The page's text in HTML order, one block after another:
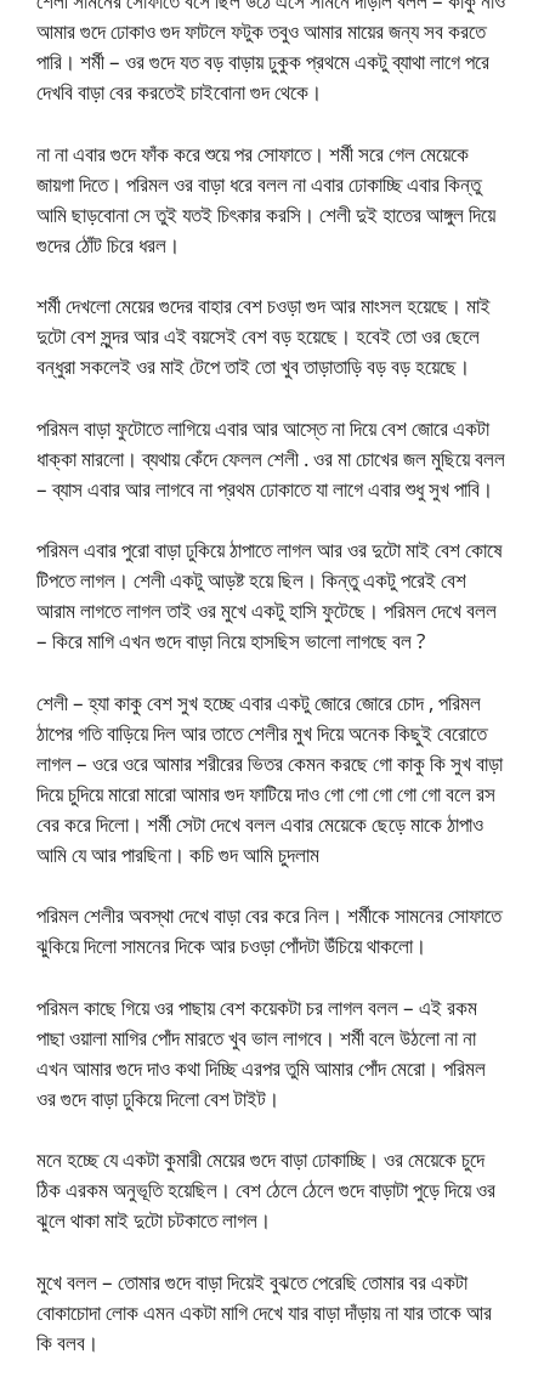
আমার গুদে ঢোকাও গুদ ফাটলে ফটুক তবুও আমার মায়ের জন্য সব করতে
পারি। শর্মী – ওর গুদে যত বড় বাড়ায় ঢুকুক প্রথমে একটু ব্যাথা লাগে পরে
দেখবি বাড়া বের করতেই চাইবোনা গুদ থেকে।
না না এবার গুদে ফাঁক করে শুয়ে পর সোফাতে। শর্মী সরে গেল মেয়েকে
জায়গা দিতে। পরিমল ওর বাড়া ধরে বলল না এবার ঢোকাচ্ছি এবার কিন্তু
আমি ছাড়বোনা সে তুই যতই চিৎকার করসি। শেলী দুই হাতের আঙ্গুল দিয়ে
গুদের ঠোঁট চিরে ধরল।
শর্মী দেখলো মেয়ের গুদের বাহার বেশ চওড়া গুদ আর মাংসল হয়েছে। মাই
দুটো বেশ সুন্দর আর এই বয়সেই বেশ বড় হয়েছে। হবেই তো ওর ছেলে
বন্ধুরা সকলেই ওর মাই টেপে তাই তো খুব তাড়াতাড়ি বড় বড় হয়েছে।
পরিমল বাড়া ফুটোতে লাগিয়ে এবার আর আস্তে না দিয়ে বেশ জোরে একটা
ধাক্কা মারলো। ব্যথায় কেঁদে ফেলল শেলী . ওর মা চোখের জল মুছিয়ে বলল
– ব্যাস এবার আর লাগবে না প্রথম ঢোকাতে যা লাগে এবার শুধু সুখ পাবি।
পরিমল এবার পুরো বাড়া ঢুকিয়ে ঠাপাতে লাগল আর ওর দুটো মাই বেশ কোষে
টিপতে লাগল। শেলী একটু আড়ষ্ট হয়ে ছিল। কিন্তু একটু পরেই বেশ
আরাম লাগতে লাগল তাই ওর মুখে একটু হাসি ফুটেছে। পরিমল দেখে বলল
– কিরে মাগি এখন গুদে বাড়া নিয়ে হাসছিস ভালো লাগছে বল ?
শেলী – হ্যা কাকু বেশ সুখ হচ্ছে এবার একটু জোরে জোরে চোদ , পরিমল
ঠাপের গতি বাড়িয়ে দিল আর তাতে শেলীর মুখ দিয়ে অনেক কিছুই বেরোতে
লাগল – ওরে ওরে আমার শরীরের ভিতর কেমন করছে গো কাকু কি সুখ বাড়া
দিয়ে চুদিয়ে মারো মারো আমার গুদ ফাটিয়ে দাও গো গো গো গো গো বলে রস
বের করে দিলো। শর্মী সেটা দেখে বলল এবার মেয়েকে ছেড়ে মাকে ঠাপাও
আমি যে আর পারছিনা। কচি গুদ আমি চুদলাম
পরিমল শেলীর অবস্থা দেখে বাড়া বের করে নিল। শর্মীকে সামনের সোফাতে
ঝুকিয়ে দিলো সামনের দিকে আর চওড়া পোঁদটা উঁচিয়ে থাকলো।
পরিমল কাছে গিয়ে ওর পাছায় বেশ কয়েকটা চর লাগল বলল – এই রকম
পাছা ওয়ালা মাগির পোঁদ মারতে খুব ভাল লাগবে। শর্মী বলে উঠলো না না
এখন আমার গুদে দাও কথা দিচ্ছি এরপর তুমি আমার পোঁদ মেরো। পরিমল
ওর গুদে বাড়া ঢুকিয়ে দিলো বেশ টাইট।
মনে হচ্ছে যে একটা কুমারী মেয়ের গুদে বাড়া ঢোকাচ্ছি। ওর মেয়েকে চুদে
ঠিক এরকম অনুভূতি হয়েছিল। বেশ ঠেলে ঠেলে গুদে বাড়াটা পুড়ে দিয়ে ওর
ঝুলে থাকা মাই দুটো চটকাতে লাগল।
মুখে বলল – তোমার গুদে বাড়া দিয়েই বুঝতে পেরেছি তোমার বর একটা
বোকাচোদা লোক এমন একটা মাগি দেখে যার বাড়া দাঁড়ায় না যার তাকে আর
কি বলব।